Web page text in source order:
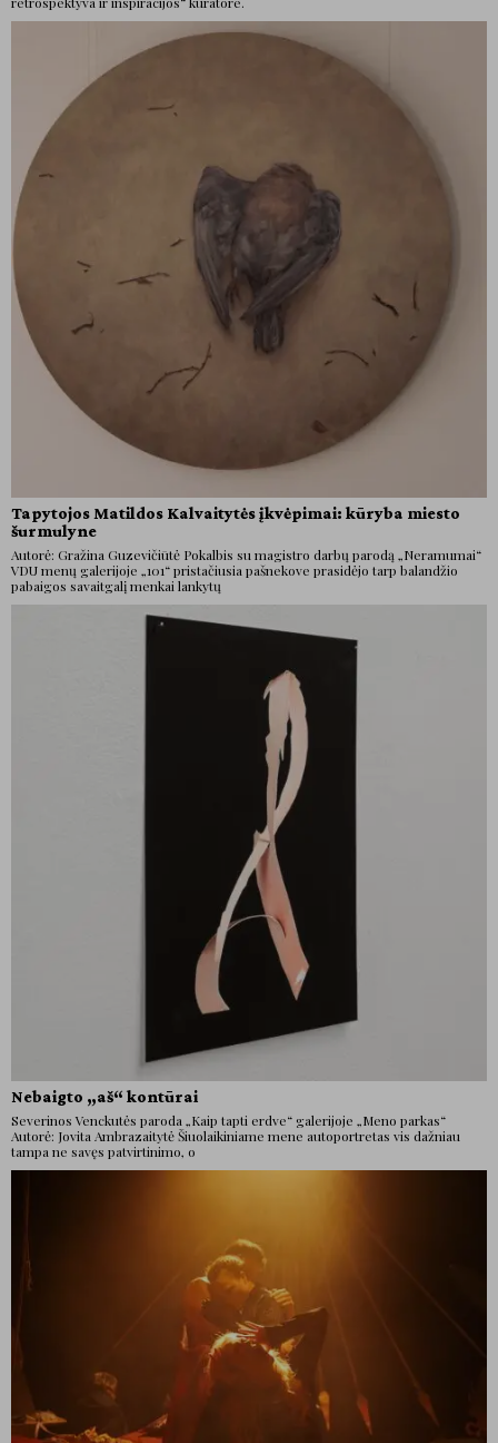
Tapytojos Matildos Kalvaitytės įkvėpimai: kūryba miesto
šurmulyne
Autorė: Gražina Guzevičiūtė Pokalbis su magistro darbų parodą „Neramumai“
VDU menų galerijoje „101“ pristačiusia pašnekove prasidėjo tarp balandžio
pabaigos savaitgalį menkai lankytų
Nebaigto „aš“ kontūrai
Severinos Venckutės paroda „Kaip tapti erdve“ galerijoje „Meno parkas“
Autorė: Jovita Ambrazaitytė Šiuolaikiniame mene autoportretas vis dažniau
tampa ne savęs patvirtinimo, o